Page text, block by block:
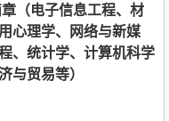
（电子信息工程、材
心理学、网络与新媒
、统计学、计算机科学
与贸易等）